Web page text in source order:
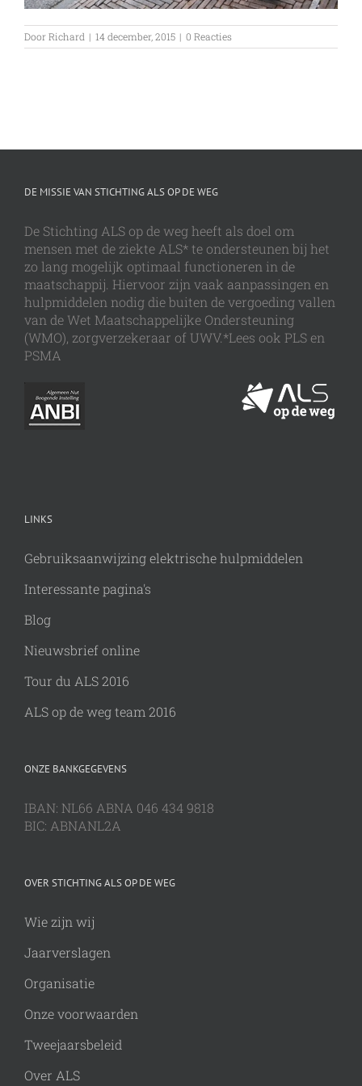
DoorRichard | 14 december, 2015 | 0 Reacties
DE MISSIE VAN STICHTING ALS OP DE WEG
De Stichting ALS op de weg heeft als doel om
mensen met de ziekte ALS* te ondersteunen bij het
zo lang mogelijk optimaal functioneren in de
maatschappij. Hiervoor zijn vaak aanpassingen en
hulpmiddelen nodig die buiten de vergoeding vallen
van de Wet Maatschappelijke Ondersteuning
(WMO), zorgverzekeraar of UWV.*Lees ook PLS en
PSMA
LINKS
Gebruiksaanwijzing elektrische hulpmiddelen
Interessante pagina's
Blog
Nieuwsbrief online
Tour du ALS 2016
ALS op de weg team 2016
ONZE BANKGEGEVENS
IBAN: NL66 ABNA 046 434 9818
BIC: ABNANL2A
OVER STICHTING ALS OP DE WEG
Wie zijn wij
Jaarverslagen
Organisatie
Onze voorwaarden
Tweejaarsbeleid
Over ALS